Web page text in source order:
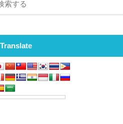
Translate